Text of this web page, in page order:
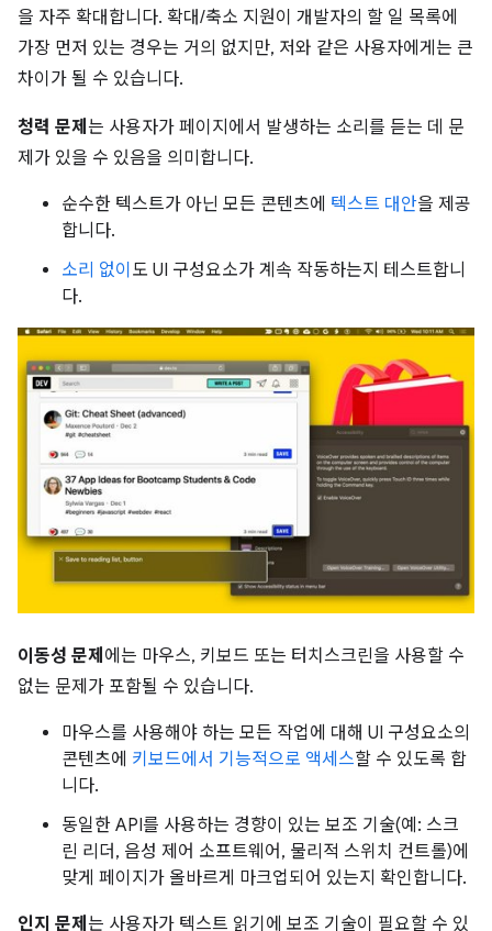
을 자주 확대합니다. 확대/축소 지원이 개발자의 할 일 목록에
가장 먼저 있는 경우는 거의 없지만, 저와 같은 사용자에게는 큰
차이가 될 수 있습니다.
청력 문제 는 사용자가 페이지에서 발생하는 소리를 듣는 데 문
제가 있을 수 있음을 의미합니다.
순수한 텍스트가 아닌 모든 콘텐츠에 텍스트 대안을 제공
합니다.
소리 없이 도 UI 구성요소가 계속 작동하는지 테스트합니
다.
이동성 문제 에는 마우스, 키보드 또는 터치스크린을 사용할 수
없는 문제가 포함될 수 있습니다.
마우스를 사용해야 하는 모든 작업에 대해 UI 구성요소의
콘텐츠에 키보드에서 기능적으로 액세스할 수 있도록 합
니다.
동일한 API를 사용하는 경향이 있는 보조 기술(예: 스크
린 리더, 음성 제어 소프트웨어, 물리적 스위치 컨트롤)에
맞게 페이지가 올바르게 마크업되어 있는지 확인합니다.
인지 문제 는 사용자가 텍스트 읽기에 보조 기술이 필요할 수 있